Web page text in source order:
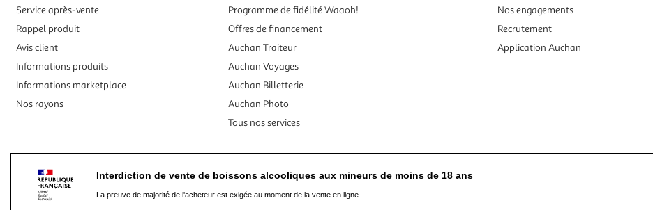
Service après-vente
Rappel produit
Avis client
Informations produits
Informations marketplace
Nos rayons
Programme de fidélité Waaoh!
Offres de financement
Auchan Traiteur
Auchan Voyages
Auchan Billetterie
Auchan Photo
Tous nos services
Nos engagements
Recrutement
Application Auchan
Interdiction de vente de boissons alcooliques aux mineurs de moins de 18 ans
La preuve de majorité de l'acheteur est exigée au moment de la vente en ligne.